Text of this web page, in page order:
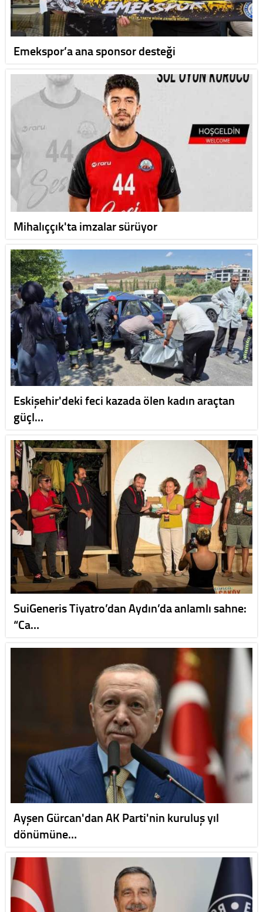
Emekspor’a ana sponsor desteği
Mihalıççık'ta imzalar sürüyor
Eskişehir'deki feci kazada ölen kadın araçtan
güçl…
SuiGeneris Tiyatro’dan Aydın’da anlamlı sahne:
“Ca…
Ayşen Gürcan'dan AK Parti'nin kuruluş yıl
dönümüne…